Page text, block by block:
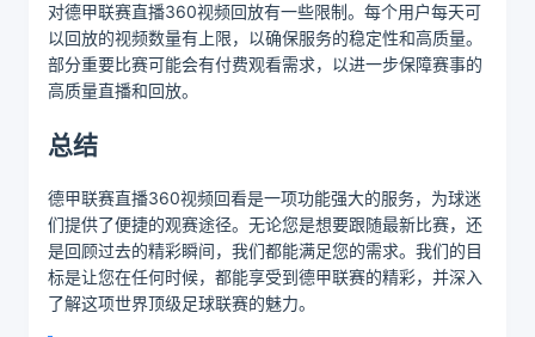
对德甲联赛直播360视频回放有一些限制。每个用户每天可
以回放的视频数量有上限，以确保服务的稳定性和高质量。
部分重要比赛可能会有付费观看需求，以进一步保障赛事的
高质量直播和回放。
总结
德甲联赛直播360视频回看是一项功能强大的服务，为球迷
们提供了便捷的观赛途径。无论您是想要跟随最新比赛，还
是回顾过去的精彩瞬间，我们都能满足您的需求。我们的目
标是让您在任何时候，都能享受到德甲联赛的精彩，并深入
了解这项世界顶级足球联赛的魅力。